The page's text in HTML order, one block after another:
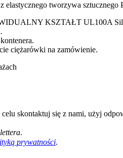
elastycznego tworzywa sztucznego
skontaktuj się z nami, użyj
.
prywatności.